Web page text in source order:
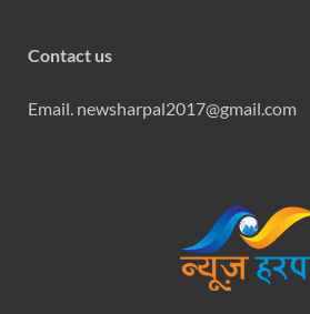
Contact us
Email. newsharpal2017@gmail.com